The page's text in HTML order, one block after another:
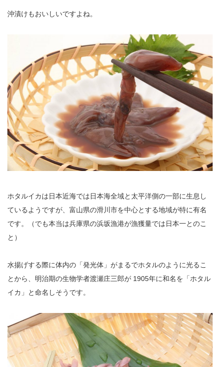
沖漬けもおいしいですよね。
ホタルイカは日本近海では日本海全域と太平洋側の一部に生息し
ているようですが、富山県の滑川市を中心とする地域が特に有名
です。（でも本当は兵庫県の浜坂漁港が漁獲量では日本一とのこ
と）
水揚げする際に体内の「発光体」がまるでホタルのように光るこ
とから、明治期の生物学者渡瀬庄三郎が 1905年に和名を「ホタル
イカ」と命名しそうです。